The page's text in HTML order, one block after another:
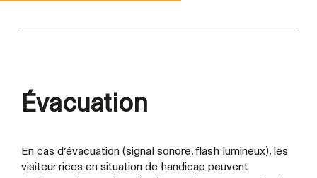
Évacuation
En cas d’évacuation (signal sonore, flash lumineux), les
visiteur·rices en situation de handicap peuvent